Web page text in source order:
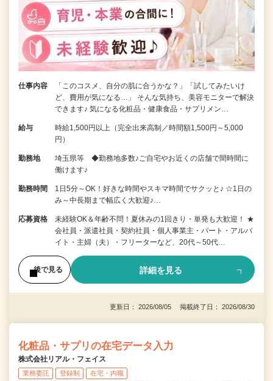
仕事内容
「このコスメ、自分の肌に合うかな？」「試してみたいけ
ど、費用が気になる…」 そんな気持ち、美容モニターで解決
できます♪ 気になる化粧品・健康食品・サプリメン…
給与
時給1,500円以上（完全出来高制／時間額1,500円～5,000
円）
勤務地
埼玉県等 ◆勤務地多数♪ご自宅やお近くの店舗で間時間に
働けます♪
勤務時間
1日5分～OK！好きな時間やスキマ時間でサクッと♪ ☆1日の
み～中長期まで幅広く大歓迎♪…
応募資格
未経験OK＆年齢不問！夏休みの1回きり・単発も大歓迎！ ★
会社員・派遣社員・契約社員・個人事業主・パート・アルバ
イト・主婦（夫）・フリーターなど、20代～50代…
後で見る 詳細を見る
更新日： 2026/08/05 掲載終了日： 2026/08/30
化粧品・サプリの在宅データ入力
株式会社リアル・フェイス
業務委託 登録制 在宅・内職